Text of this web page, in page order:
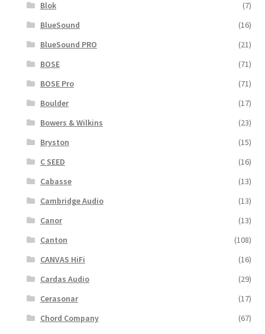
Blok
(7)
BlueSound
(16)
BlueSound PRO
(21)
BOSE
(71)
BOSE Pro
(71)
Boulder
(17)
Bowers & Wilkins
(23)
Bryston
(15)
C SEED
(16)
Cabasse
(13)
Cambridge Audio
(13)
Canor
(13)
Canton
(108)
CANVAS HiFi
(16)
Cardas Audio
(29)
Cerasonar
(17)
Chord Company
(67)